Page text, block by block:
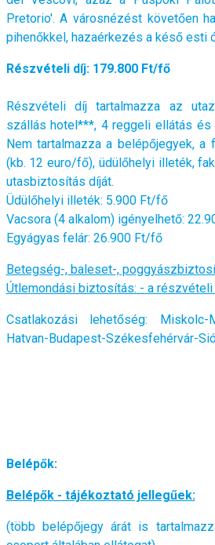
Pretorio'. A városnézést követően
pihenőkkel, hazaérkezés a késő esti
Részvételi díj: 179.800 Ft/fő
Részvételi díj tartalmazza az
szállás hotel***, 4 reggeli ellátás és
Nem tartalmazza a belépőjegyek, a
(kb. 12 euro/fő), üdülőhelyi illeték,
utasbiztosítás díját.
Üdülőhelyi illeték: 5.900 Ft/fő
Vacsora (4 alkalom) igényelhető:
Egyágyas felár: 26.900 Ft/fő
Betegség-, baleset-,
Útlemondási biztosítás: - a részvételi
Csatlakozási lehetőség: Miskolc-
Hatvan-Budapest-Székesfehérvár-
Belépők:
Belépők - tájékoztató jellegűek:
(több belépőjegy árát is